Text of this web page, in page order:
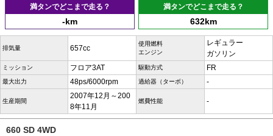
満タンでどこまで走る？
-km
満タンでどこまで走る？
632km
排気量 657cc
使用燃料
エンジン
レギュラー
ガソリン
ミッション フロア3AT 駆動方式 FR
最大出力 48ps/6000rpm 過給器（ターボ） -
生産期間
2007年12月～200
8年11月
燃費性能 -
660 SD 4WD